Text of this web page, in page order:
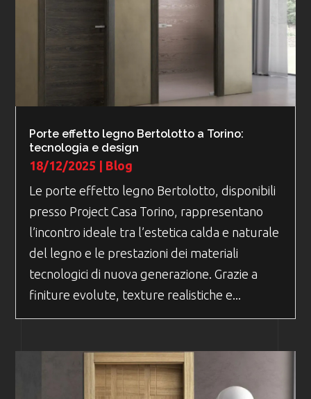
Porte effetto legno Bertolotto a Torino:
tecnologia e design
18/12/2025
Blog
Le porte effetto legno Bertolotto, disponibili
presso Project Casa Torino, rappresentano
l’incontro ideale tra l’estetica calda e naturale
del legno e le prestazioni dei materiali
tecnologici di nuova generazione. Grazie a
finiture evolute, texture realistiche e...